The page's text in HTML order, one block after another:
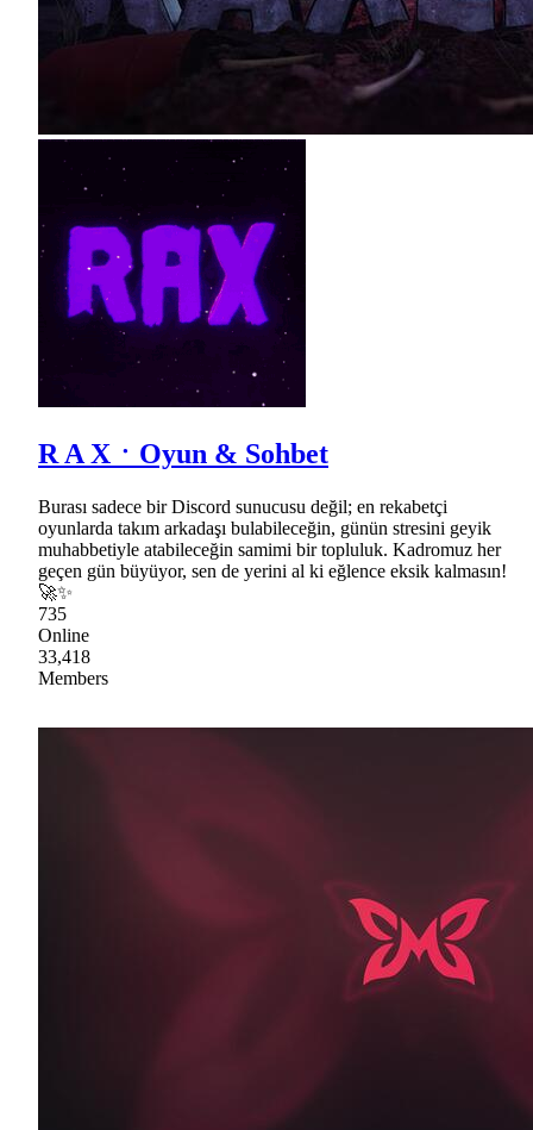
R A XㆍOyun & Sohbet
Burası sadece bir Discord sunucusu değil; en rekabetçi
oyunlarda takım arkadaşı bulabileceğin, günün stresini geyik
muhabbetiyle atabileceğin samimi bir topluluk. Kadromuz her
geçen gün büyüyor, sen de yerini al ki eğlence eksik kalmasın!
🚀✨
735
Online
33,418
Members